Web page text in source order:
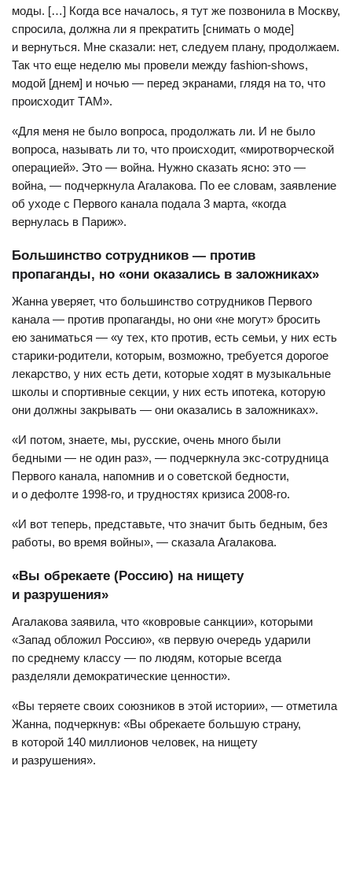
моды. […] Когда все началось, я тут же позвонила в Москву,
спросила, должна ли я прекратить [снимать о моде]
и вернуться. Мне сказали: нет, следуем плану, продолжаем.
Так что еще неделю мы провели между fashion-shows,
модой [днем] и ночью — перед экранами, глядя на то, что
происходит ТАМ».
«Для меня не было вопроса, продолжать ли. И не было
вопроса, называть ли то, что происходит, «миротворческой
операцией». Это — война. Нужно сказать ясно: это —
война, — подчеркнула Агалакова. По ее словам, заявление
об уходе с Первого канала подала 3 марта, «когда
вернулась в Париж».
Большинство сотрудников — против
пропаганды, но «они оказались в заложниках»
Жанна уверяет, что большинство сотрудников Первого
канала — против пропаганды, но они «не могут» бросить
ею заниматься — «у тех, кто против, есть семьи, у них есть
старики-родители, которым, возможно, требуется дорогое
лекарство, у них есть дети, которые ходят в музыкальные
школы и спортивные секции, у них есть ипотека, которую
они должны закрывать — они оказались в заложниках».
«И потом, знаете, мы, русские, очень много были
бедными — не один раз», — подчеркнула экс-сотрудница
Первого канала, напомнив и о советской бедности,
и о дефолте 1998-го, и трудностях кризиса 2008-го.
«И вот теперь, представьте, что значит быть бедным, без
работы, во время войны», — сказала Агалакова.
«Вы обрекаете (Россию) на нищету
и разрушения»
Агалакова заявила, что «ковровые санкции», которыми
«Запад обложил Россию», «в первую очередь ударили
по среднему классу — по людям, которые всегда
разделяли демократические ценности».
«Вы теряете своих союзников в этой истории», — отметила
Жанна, подчеркнув: «Вы обрекаете большую страну,
в которой 140 миллионов человек, на нищету
и разрушения».